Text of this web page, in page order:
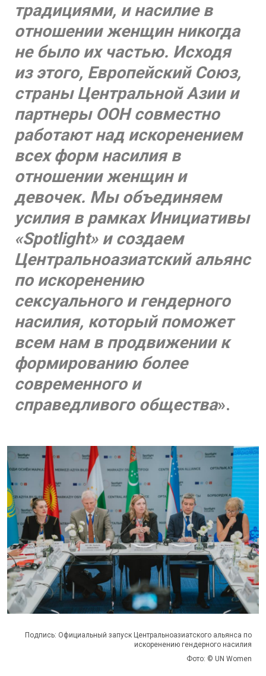
традициями, и насилие в
отношении женщин никогда
не было их частью. Исходя
из этого, Европейский Союз,
страны Центральной Азии и
партнеры ООН совместно
работают над искоренением
всех форм насилия в
отношении женщин и
девочек. Мы объединяем
усилия в рамкахИнициативы
«Spotlight»и создаем
Центральноазиатский альянс
по искоренению
сексуального и гендерного
насилия, который поможет
всем нам в продвижении к
формированию более
современного и
справедливого общества».
Подпись: Официальный запуск Центральноазиатского альянса по
искоренению гендерного насилия
Фото: © UN Women